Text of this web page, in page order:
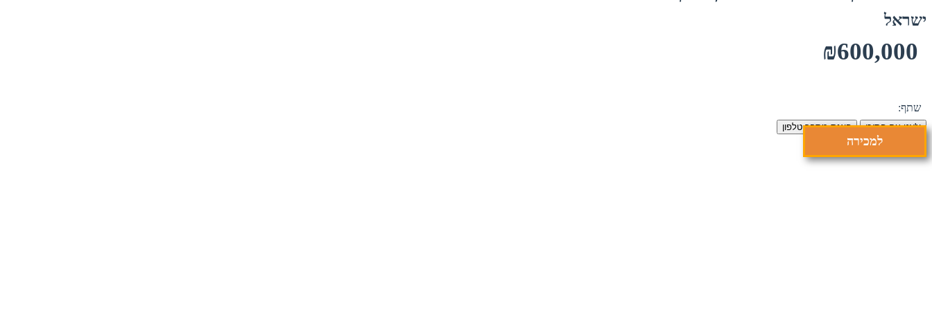
ישראל
₪600,000
שתף:
צ'אט עם הסוכן הצגת מספר טלפון
למכירה